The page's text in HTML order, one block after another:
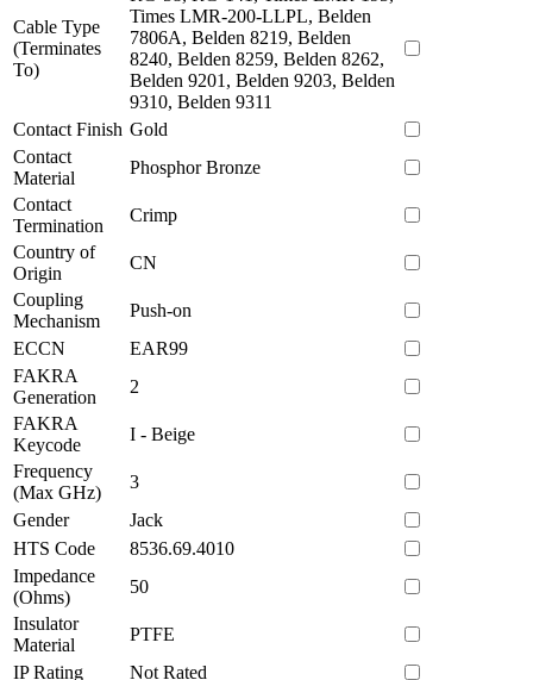
Cable Type
(Terminates
To)
Times LMR-200-LLPL, Belden
7806A, Belden 8219, Belden
8240, Belden 8259, Belden 8262,
Belden 9201, Belden 9203, Belden
9310, Belden 9311
Contact Finish Gold
Contact
Material
Phosphor Bronze
Contact
Termination
Crimp
Country of
Origin
CN
Coupling
Mechanism
Push-on
ECCN
EAR99
FAKRA
Generation
2
FAKRA
Keycode
I - Beige
Frequency
(Max GHz)
3
Gender
Jack
HTS Code
8536.69.4010
Impedance
(Ohms)
50
Insulator
Material
PTFE
IP Rating
Not Rated